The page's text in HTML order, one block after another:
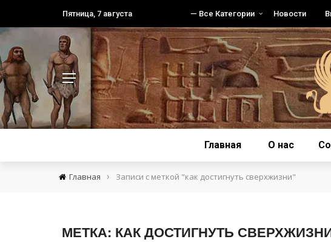
Пятница, 7 августа — Все Категории Новости
Главная О нас
Главная › Записи с меткой "как достигнуть сверхжизни"
МЕТКА: КАК ДОСТИГНУТЬ